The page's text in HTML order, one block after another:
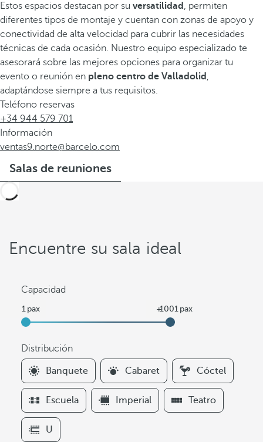
Estos espacios destacan por su versatilidad , permiten
diferentes tipos de montaje y cuentan con zonas de apoyo y
conectividad de alta velocidad para cubrir las necesidades
técnicas de cada ocasión. Nuestro equipo especializado te
asesorará sobre las mejores opciones para organizar tu
evento o reunión en pleno centro de Valladolid ,
adaptándose siempre a tus requisitos.
Teléfono reservas
+34 944 579 701
Información
ventas9.norte@barcelo.com
Salas de reuniones
Encuentre su sala ideal
Capacidad
Distribución
F
i
l
t
e
r
Banquete Cabaret Cóctel
Escuela Imperial Teatro
U